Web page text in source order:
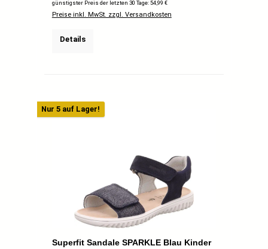
günstigster Preis der letzten 30 Tage: 54,99 €
Preise inkl. MwSt. zzgl. Versandkosten
Details
Nur 5 auf Lager!
Superfit Sandale SPARKLE Blau Kinder